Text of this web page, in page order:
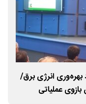
انرژی برق/
عملیاتی